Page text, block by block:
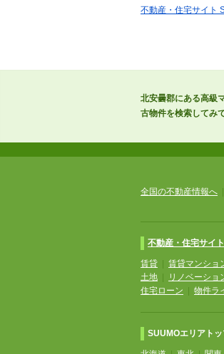
不動産・住宅サイト
北安曇郡にある高級
古物件を検索してみ
全国の不動産情報へ
不動産・住宅サイ
賃貸 賃貸マンショ
土地
リノベーショ
住宅ローン
物件ラ
SUUMOエリアト